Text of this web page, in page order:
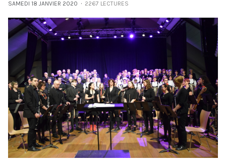
SAMEDI 18 JANVIER 2020 2267 LECTURES